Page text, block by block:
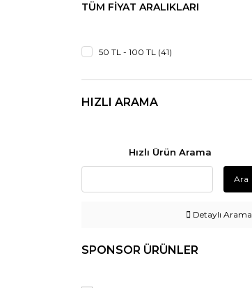
TÜM FIYAT ARALIKLARI
50 TL - 100 TL (41)
HIZLI ARAMA
Hızlı Ürün Arama
Ara
Detaylı Arama
SPONSOR ÜRÜNLER